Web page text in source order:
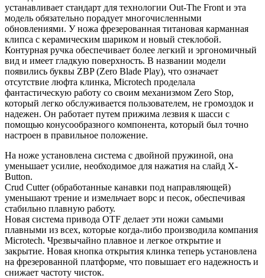
устанавливает стандарт для технологии Out-The Front и эта
модель обязательно порадует многочисленными
обновлениями. У ножа фрезерованная титановая карманная
клипса с керамическим шариком и новый стеклобой.
Контурная ручка обеспечивает более легкий и эргономичный
вид и имеет гладкую поверхность. В названии модели
появились буквы ZBP (Zero Blade Play), что означает
отсутствие люфта клинка, Microtech проделала
фантастическую работу со своим механизмом Zero Stop,
который легко обслуживается пользователем, не громоздок и
надежен. Он работает путем прижима лезвия к шасси с
помощью конусообразного компонента, который был точно
настроен в правильное положение.
На ноже установлена система с двойной пружиной, она
уменьшает усилие, необходимое для нажатия на слайд X-
Button.
Crud Cutter (обработанные канавки под направляющей)
уменьшают трение и измельчает ворс и песок, обеспечивая
стабильно плавную работу.
Новая система привода OTF делает эти ножи самыми
плавными из всех, которые когда-либо производила компания
Microtech. Чрезвычайно плавное и легкое открытие и
закрытие. Новая кнопка открытия клинка теперь установлена
на фрезерованной платформе, что повышает его надежность и
снижает частоту чисток.